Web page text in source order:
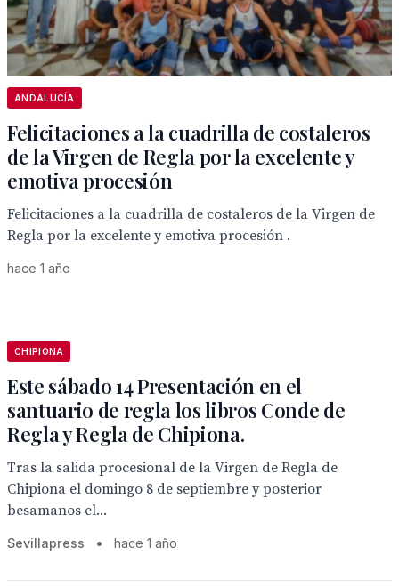
ANDALUCÍA
Felicitaciones a la cuadrilla de costaleros
de la Virgen de Regla por la excelente y
emotiva procesión
Felicitaciones a la cuadrilla de costaleros de la Virgen de
Regla por la excelente y emotiva procesión .
hace 1 año
CHIPIONA
Este sábado 14 Presentación en el
santuario de regla los libros Conde de
Regla y Regla de Chipiona.
Tras la salida procesional de la Virgen de Regla de
Chipiona el domingo 8 de septiembre y posterior
besamanos el...
Sevillapress • hace 1 año